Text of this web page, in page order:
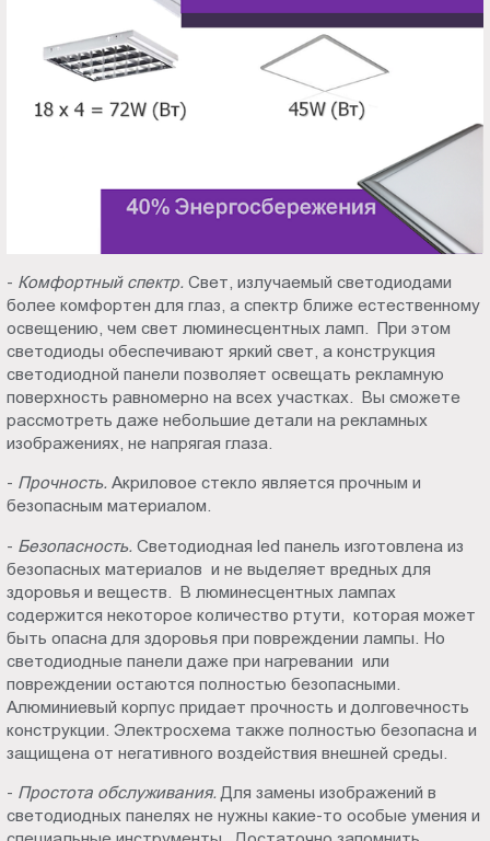
- Комфортный спектр. Свет, излучаемый светодиодами
более комфортен для глаз, а спектр ближе естественному
освещению, чем свет люминесцентных ламп. При этом
светодиоды обеспечивают яркий свет, а конструкция
светодиодной панели позволяет освещать рекламную
поверхность равномерно на всех участках. Вы сможете
рассмотреть даже небольшие детали на рекламных
изображениях, не напрягая глаза.
- Прочность.Акриловое стекло является прочным и
безопасным материалом.
- Безопасность. Светодиодная led панель изготовлена из
безопасных материалов и не выделяет вредных для
здоровья и веществ. В люминесцентных лампах
содержится некоторое количество ртути, которая может
быть опасна для здоровья при повреждении лампы. Но
светодиодные панели даже при нагревании или
повреждении остаются полностью безопасными.
Алюминиевый корпус придает прочность и долговечность
конструкции. Электросхема также полностью безопасна и
защищена от негативного воздействия внешней среды.
- Простота обслуживания.Для замены изображений в
светодиодных панелях не нужны какие-то особые умения и